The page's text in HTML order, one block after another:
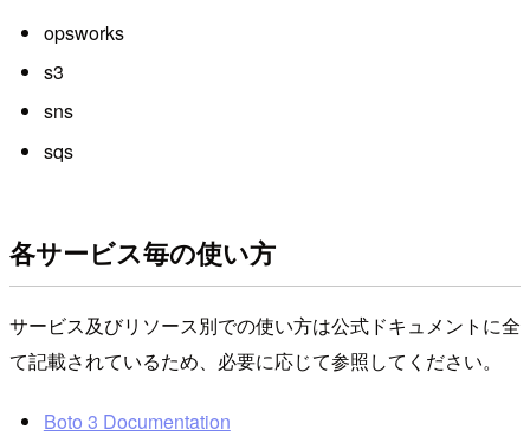
opsworks
s3
sns
sqs
各サービス毎の使い方
サービス及びリソース別での使い方は公式ドキュメントに全
て記載されているため、必要に応じて参照してください。
Boto 3 Documentation